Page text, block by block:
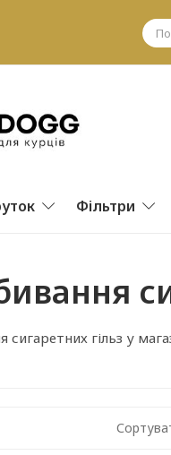
Фільтри
гільз у